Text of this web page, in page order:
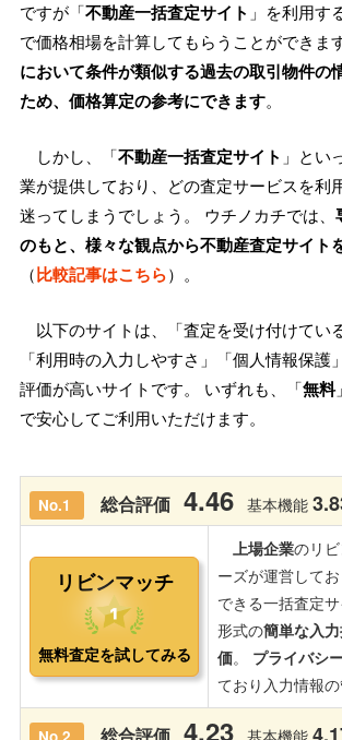
ですが「不動産一括査定サイト 」を利用す
で価格相場を計算してもらうことができま
において条件が類似する過去の取引物件の
ため、価格算定の参考にできます。
しかし、「不動産一括査定サイト 」とい
業が提供しており、どの査定サービスを利
迷ってしまうでしょう。 ウチノカチでは、
のもと、様々な観点から不動産査定サイト
（比較記事はこちら）。
以下のサイトは、「査定を受け付けてい
「利用時の入力しやすさ」「個人情報保護
評価が高いサイトです。 いずれも、「無料
で安心してご利用いただけます。